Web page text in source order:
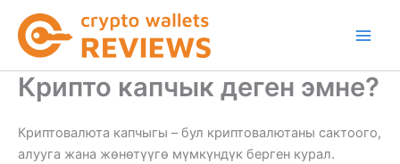
content
Крипто капчык деген эмне?
Криптовалюта капчыгы – бул криптовалютаны сактоого,
алууга жана жөнөтүүгө мүмкүндүк берген курал.